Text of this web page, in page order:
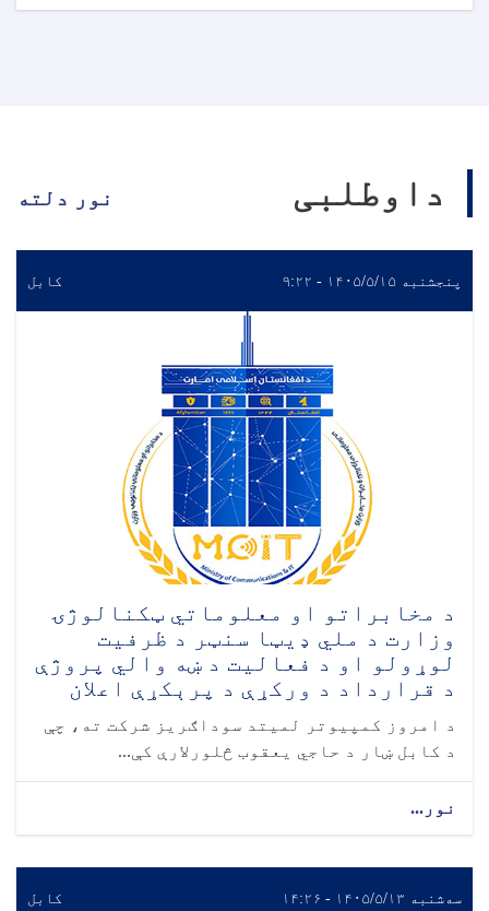
داوطلبی نور دلته
پنجشنبه ۱۴۰۵/۵/۱۵ - ۹:۲۲ کابل
د مخابراتو او معلوماتي ټکنالوژۍ
وزارت د ملي ډیټا سنټر د ظرفیت
لوړولو او د فعالیت د ښه والي پروژې
د قرارداد د ورکړې د پرېکړې اعلان
د امروز کمپیوتر لمیتد سوداګریز شرکت ته، چې
د کابل ښار د حاجي یعقوب څلورلارې کې...
نور...
سه‌شنبه ۱۴۰۵/۵/۱۳ - ۱۴:۲۶ کابل